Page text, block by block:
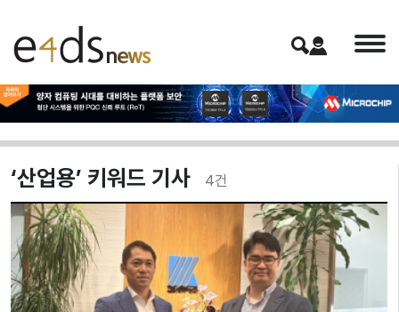
‘산업용’ 키워드 기사 4건